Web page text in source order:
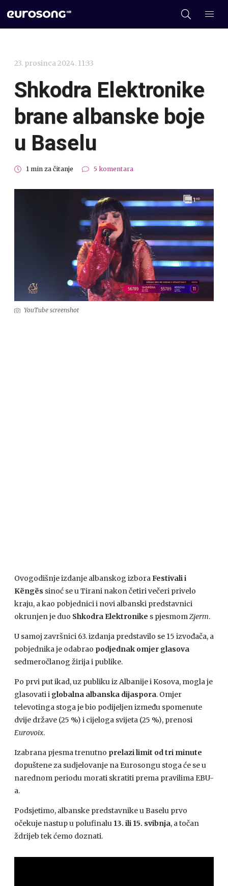
23. prosinca 2024. 11:33
Shkodra Elektronike
brane albanske boje
u Baselu
1 min za čitanje 5 komentara
YouTube screenshot
Ovogodišnje izdanje albanskog izboraFestivali i
Këngës sinoć se u Tirani nakon četiri večeri privelo
kraju, a kao pobjednici i novi albanski predstavnici
okrunjen je duo Shkodra Elektronike s pjesmomZjerm.
U samoj završnici 63. izdanja predstavilo se 15 izvođača, a
pobjednika je odabrao podjednak omjer glasova
sedmeročlanog žirija i publike.
Po prvi put ikad, uz publiku iz Albanije i Kosova, mogla je
glasovati i globalna albanska dijaspora. Omjer
televotinga stoga je bio podijeljen između spomenute
dvije države (25 %) i cijeloga svijeta (25 %), prenosi
Eurovoix.
Izabrana pjesma trenutno prelazi limit od tri minute
dopuštene za sudjelovanje na Eurosongu stoga će se u
narednom periodu morati skratiti prema pravilima EBU-
a.
Podsjetimo, albanske predstavnike u Baselu prvo
očekuje nastup u polufinalu 13. ili 15. svibnja, a točan
ždrijeb tek ćemo doznati.